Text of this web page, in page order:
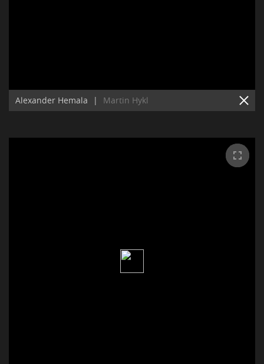
Alexander Hemala | Martin Hykl